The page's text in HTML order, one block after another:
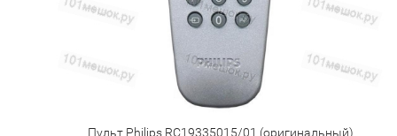
Пульт Philips RC19335015/01 (оригинальный)